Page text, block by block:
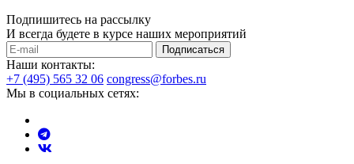
Подпишитесь на рассылку
И всегда будете в курсе наших мероприятий
Подписаться
Наши контакты:
+7 (495) 565 32 06 congress@forbes.ru
Мы в социальных сетях: